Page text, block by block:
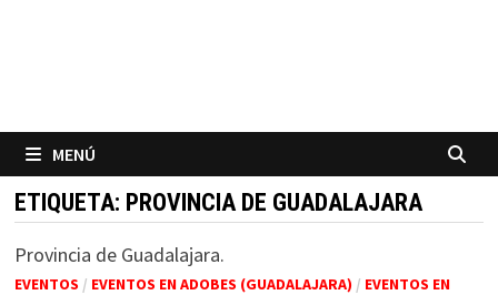
MENÚ
ETIQUETA: PROVINCIA DE GUADALAJARA
Provincia de Guadalajara.
EVENTOS / EVENTOS EN ADOBES (GUADALAJARA) / EVENTOS EN